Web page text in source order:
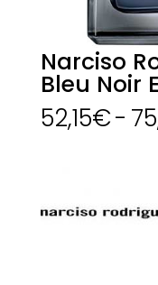
Narciso
Bleu Noir
52,15€-